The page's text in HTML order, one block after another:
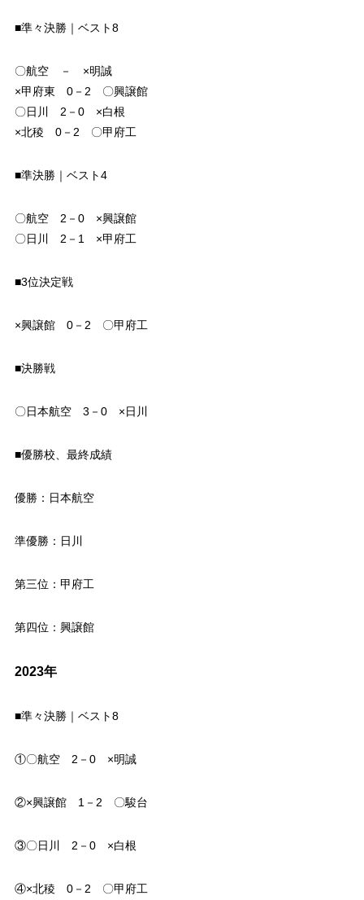
■準々決勝｜ベスト8
〇航空 － ×明誠
×甲府東 0－2 〇興譲館
〇日川 2－0 ×白根
×北稜 0－2 〇甲府工
■準決勝｜ベスト4
〇航空 2－0 ×興譲館
〇日川 2－1 ×甲府工
■3位決定戦
×興譲館 0－2 〇甲府工
■決勝戦
〇日本航空 3－0 ×日川
■優勝校、最終成績
優勝：日本航空
準優勝：日川
第三位：甲府工
第四位：興譲館
2023年
■準々決勝｜ベスト8
①〇航空 2－0 ×明誠
②×興譲館 1－2 〇駿台
③〇日川 2－0 ×白根
④×北稜 0－2 〇甲府工